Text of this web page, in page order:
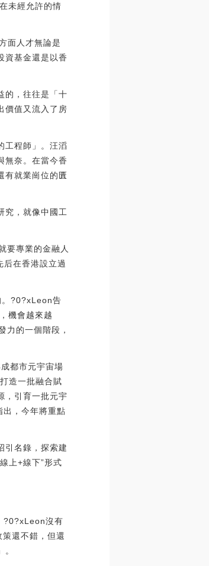
未經允許的情
面人才無論是
資基金還是以香
的，往往是「十
價值又流入了房
工程師」。汪滔
無奈。在當今香
有就業崗位的匱
究，就像中國工
要專業的金融人
在香港設立過
。?0?xLeon告
機會越來越
的一個階段，
都市元宇宙場
造一批融合賦
，引育一批元宇
，今年將重點
引名錄，探索建
上+線下”形式
?0?xLeon沒有
還不錯，但還